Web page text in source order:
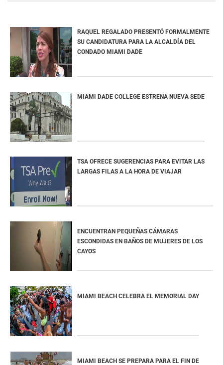
RAQUEL REGALADO PRESENTÓ FORMALMENTE
SU CANDIDATURA PARA LA ALCALDÍA DEL
CONDADO MIAMI DADE
MIAMI DADE COLLEGE ESTRENA NUEVA SEDE
TSA OFRECE SUGERENCIAS PARA EVITAR LAS
LARGAS FILAS A LA HORA DE VIAJAR
ENCUENTRAN PEQUEÑAS CÁMARAS
ESCONDIDAS EN BAÑOS DE MUJERES DE LOS
CAYOS
MIAMI BEACH CELEBRA EL MEMORIAL DAY
MIAMI BEACH SE PREPARA PARA EL FIN DE